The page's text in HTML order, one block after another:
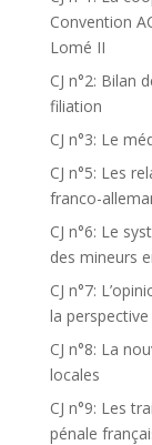
Convention
Lomé II
CJ n°2: Bilan
filiation
CJ n°3: Le
CJ n°5: Les
franco-
CJ n°6: Le
des mineurs
CJ n°7:
la
CJ n°8: La
locales
CJ n°9: Les
pénale